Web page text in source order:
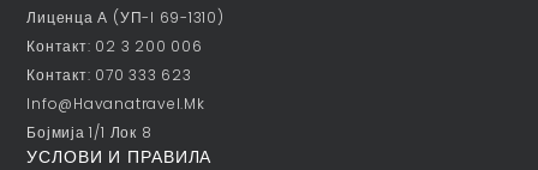
Лиценца А (УП-I 69-1310)
Контакт: 02 3 200 006
Контакт: 070 333 623
Info@havanatravel.mk
Бојмија 1/1 Лок 8
УСЛОВИ И ПРАВИЛА